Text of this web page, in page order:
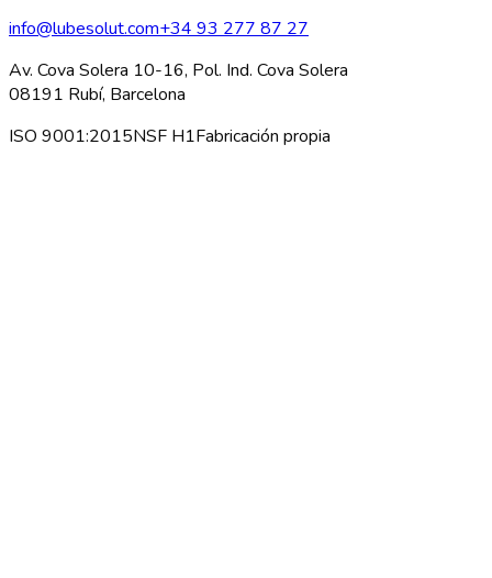
info@lubesolut.com+34 93 277 87 27
Av. Cova Solera 10-16, Pol. Ind. Cova Solera
08191 Rubí, Barcelona
ISO 9001:2015NSF H1Fabricación propia